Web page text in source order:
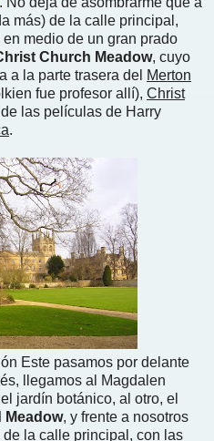
más) de la calle principal,
medio de un gran prado
Church Meadow, cuyo
a la parte trasera del Merton
fue profesor allí), Christ
las películas de Harry
.
Este pasamos por delante
llegamos al Magdalen
jardín botánico, al otro, el
Meadow, y frente a nosotros
la calle principal, con las